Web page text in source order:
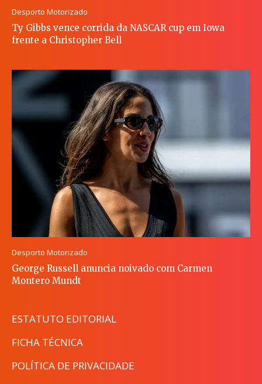
Desporto Motorizado
Ty Gibbs vence corrida da NASCAR cup em Iowa
frente a Christopher Bell
Desporto Motorizado
George Russell anuncia noivado com Carmen
Montero Mundt
ESTATUTO EDITORIAL
FICHA TÉCNICA
POLÍTICA DE PRIVACIDADE